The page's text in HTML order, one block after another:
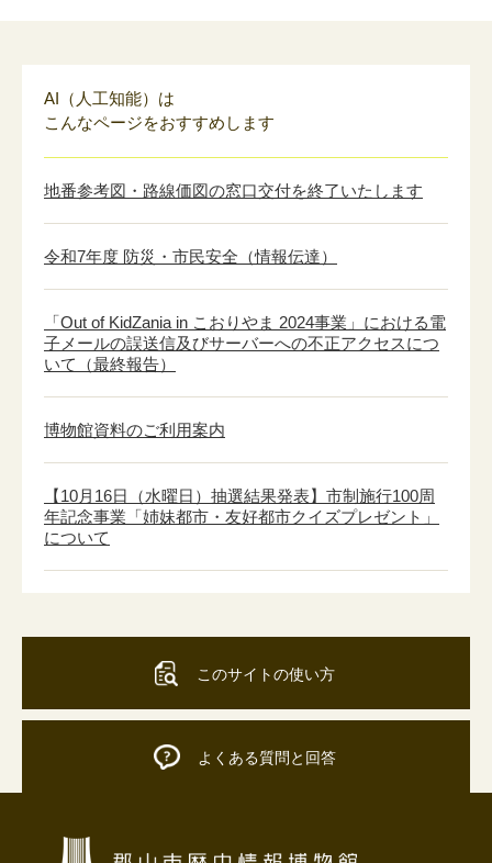
AI（人工知能）は
こんなページをおすすめします
地番参考図・路線価図の窓口交付を終了いたします
令和7年度 防災・市民安全（情報伝達）
「Out of KidZania in こおりやま 2024事業」における電
子メールの誤送信及びサーバーへの不正アクセスにつ
いて（最終報告）
博物館資料のご利用案内
【10月16日（水曜日）抽選結果発表】市制施行100周
年記念事業「姉妹都市・友好都市クイズプレゼント」
について
このサイトの使い方
よくある質問と回答